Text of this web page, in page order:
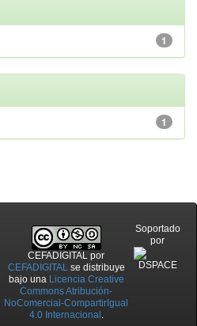
1
1
CEFADIGITAL por
CEFADIGITALse distribuye
bajo una Licencia Creative
Commons Atribución-
NoComercial-CompartirIgual
4.0 Internacional .
Soportado
por